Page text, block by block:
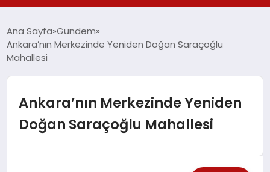
SIYASET
DÜNYA
EKONOMI
Ana Sayfa Gündem
Ankara’nın Merkezinde Yeniden Doğan Saraçoğlu
Mahallesi
Ankara’nın Merkezinde Yeniden
Doğan Saraçoğlu Mahallesi